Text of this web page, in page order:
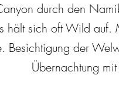
durch den
hält sich oft Wild
Besichtigung der
Übernachtung